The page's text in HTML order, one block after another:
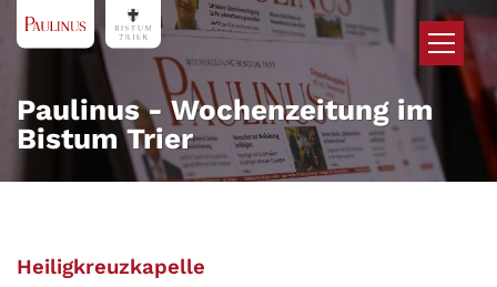
Zum Inhalt springen
Paulinus - Wochenzeitung im
Bistum Trier
Heiligkreuzkapelle